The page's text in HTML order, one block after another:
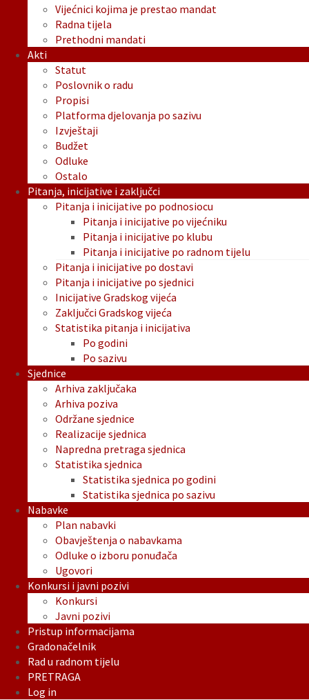
Vijećnici kojima je prestao mandat
Radna tijela
Prethodni mandati
Akti
Statut
Poslovnik o radu
Propisi
Platforma djelovanja po sazivu
Izvještaji
Budžet
Odluke
Ostalo
Pitanja, inicijative i zaključci
Pitanja i inicijative po podnosiocu
Pitanja i inicijative po vijećniku
Pitanja i inicijative po klubu
Pitanja i inicijative po radnom tijelu
Pitanja i inicijative po dostavi
Pitanja i inicijative po sjednici
Inicijative Gradskog vijeća
Zaključci Gradskog vijeća
Statistika pitanja i inicijativa
Po godini
Po sazivu
Sjednice
Arhiva zaključaka
Arhiva poziva
Održane sjednice
Realizacije sjednica
Napredna pretraga sjednica
Statistika sjednica
Statistika sjednica po godini
Statistika sjednica po sazivu
Nabavke
Plan nabavki
Obavještenja o nabavkama
Odluke o izboru ponuđača
Ugovori
Konkursi i javni pozivi
Konkursi
Javni pozivi
Pristup informacijama
Gradonačelnik
Rad u radnom tijelu
PRETRAGA
Log in